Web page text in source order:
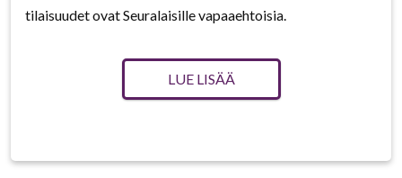
tilaisuudet ovat Seuralaisille vapaaehtoisia.
LUE LISÄÄ